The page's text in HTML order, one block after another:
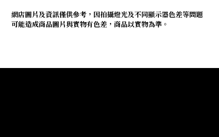
網店圖片及資訊僅供參考，因拍攝燈光及不同顯示器色差等問題
可能造成商品圖片與實物有色差，商品以實物為準。